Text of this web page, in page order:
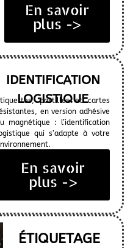
En savoir
plus ->
IDENTIFICATION
LOGISTIQUE
pastilles et cartes
en version adhésive
magnétique : l’identification
qui s’adapte à votre
En savoir
plus ->
ÉTIQUETAGE